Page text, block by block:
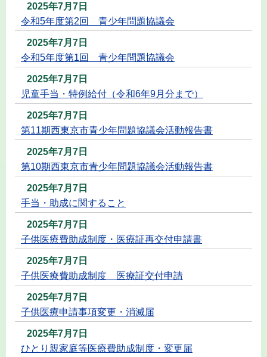
2025年7月7日
令和5年度第2回 青少年問題協議会
2025年7月7日
令和5年度第1回 青少年問題協議会
2025年7月7日
児童手当・特例給付（令和6年9月分まで）
2025年7月7日
第11期西東京市青少年問題協議会活動報告書
2025年7月7日
第10期西東京市青少年問題協議会活動報告書
2025年7月7日
手当・助成に関すること
2025年7月7日
子供医療費助成制度・医療証再交付申請書
2025年7月7日
子供医療費助成制度 医療証交付申請
2025年7月7日
子供医療申請事項変更・消滅届
2025年7月7日
ひとり親家庭等医療費助成制度・変更届